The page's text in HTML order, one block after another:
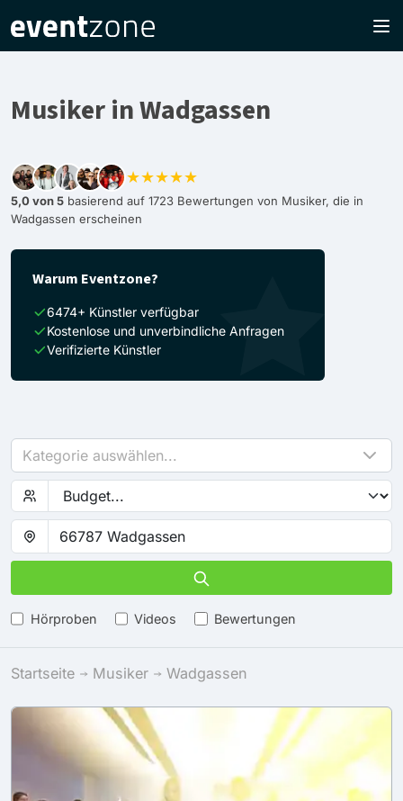
Musiker in Wadgassen
★★★★★
5,0 von 5 basierend auf 1723 Bewertungen von Musiker, die in
Wadgassen erscheinen
Warum Eventzone?
6474+ Künstler verfügbar
Kostenlose und unverbindliche Anfragen
Verifizierte Künstler
Kategorie auswählen...
Hörproben Videos Bewertungen
Startseite Musiker Wadgassen